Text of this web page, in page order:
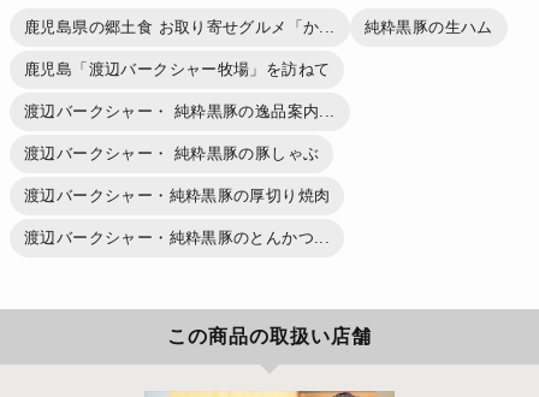
鹿児島県の郷土食 お取り寄せグルメ「か... 純粋黒豚の生ハム
鹿児島「渡辺バークシャー牧場」を訪ねて
渡辺バークシャー・ 純粋黒豚の逸品案内...
渡辺バークシャー・ 純粋黒豚の豚しゃぶ
渡辺バークシャー・純粋黒豚の厚切り焼肉
渡辺バークシャー・純粋黒豚のとんかつ...
この商品の取扱い店舗